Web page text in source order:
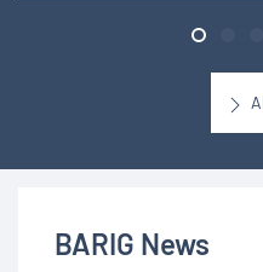
BARIG News